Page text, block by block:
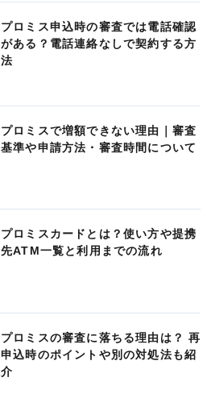
プロミス申込時の審査では電話確認
がある？電話連絡なしで契約する方
法
プロミスで増額できない理由｜審査
基準や申請方法・審査時間について
プロミスカードとは？使い方や提携
先ATM一覧と利用までの流れ
プロミスの審査に落ちる理由は？ 再
申込時のポイントや別の対処法も紹
介